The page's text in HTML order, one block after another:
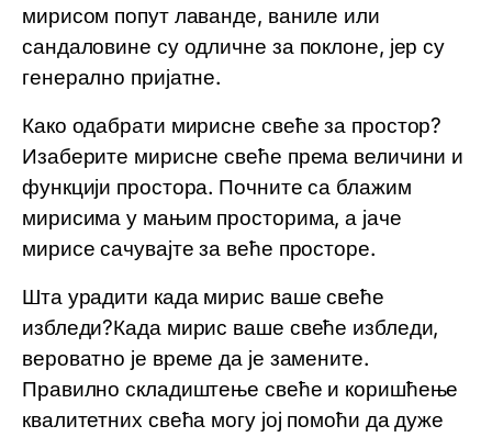
мирисом попут лаванде, ваниле или
сандаловине су одличне за поклоне, јер су
генерално пријатне.
Како одабрати мирисне свеће за простор?
Изаберите мирисне свеће према величини и
функцији простора. Почните са блажим
мирисима у мањим просторима, а јаче
мирисе сачувајте за веће просторе.
Шта урадити када мирис ваше свеће
избледи?Када мирис ваше свеће избледи,
вероватно је време да је замените.
Правилно складиштење свеће и коришћење
квалитетних свећа могу јој помоћи да дуже